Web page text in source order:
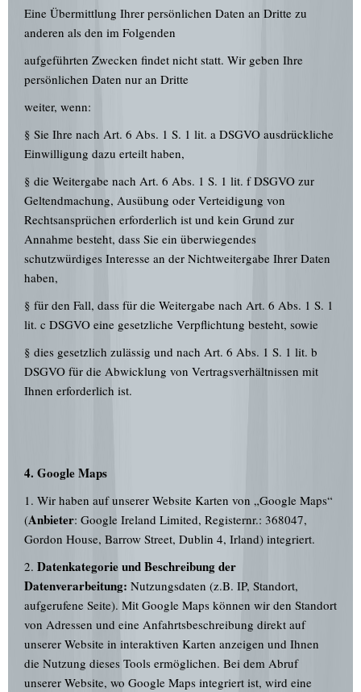
Eine Übermittlung Ihrer persönlichen Daten an Dritte zu
anderen als den im Folgenden
aufgeführten Zwecken findet nicht statt. Wir geben Ihre
persönlichen Daten nur an Dritte
weiter, wenn:
§ Sie Ihre nach Art. 6 Abs. 1 S. 1 lit. a DSGVO ausdrückliche
Einwilligung dazu erteilt haben,
§ die Weitergabe nach Art. 6 Abs. 1 S. 1 lit. f DSGVO zur
Geltendmachung, Ausübung oder Verteidigung von
Rechtsansprüchen erforderlich ist und kein Grund zur
Annahme besteht, dass Sie ein überwiegendes
schutzwürdiges Interesse an der Nichtweitergabe Ihrer Daten
haben,
§ für den Fall, dass für die Weitergabe nach Art. 6 Abs. 1 S. 1
lit. c DSGVO eine gesetzliche Verpflichtung besteht, sowie
§ dies gesetzlich zulässig und nach Art. 6 Abs. 1 S. 1 lit. b
DSGVO für die Abwicklung von Vertragsverhältnissen mit
Ihnen erforderlich ist.
4. Google Maps
1. Wir haben auf unserer Website Karten von „Google Maps“
(Anbieter: Google Ireland Limited, Registernr.: 368047,
Gordon House, Barrow Street, Dublin 4, Irland) integriert.
2. Datenkategorie und Beschreibung der
Datenverarbeitung: Nutzungsdaten (z.B. IP, Standort,
aufgerufene Seite). Mit Google Maps können wir den Standort
von Adressen und eine Anfahrtsbeschreibung direkt auf
unserer Website in interaktiven Karten anzeigen und Ihnen
die Nutzung dieses Tools ermöglichen. Bei dem Abruf
unserer Website, wo Google Maps integriert ist, wird eine